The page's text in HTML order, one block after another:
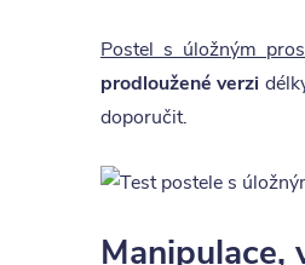
Postel s úložným
prodloužené verzi
doporučit.
Manipulace,